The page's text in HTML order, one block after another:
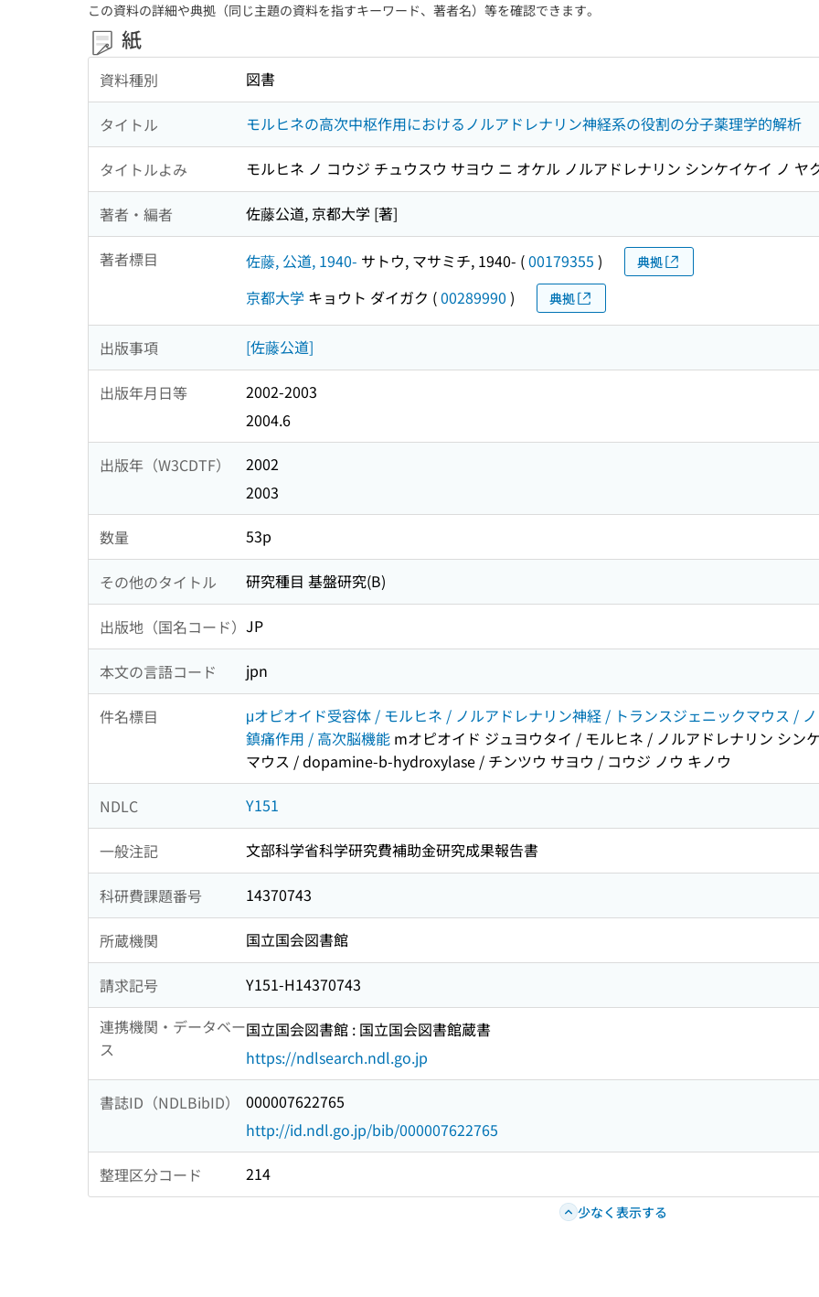
この資料の詳細や典拠（同じ主題の資料を指すキーワード、著者名）等を確認できます。
紙
資料種別 図書
タイトル モルヒネの高次中枢作用におけるノルアドレナリン神経系の役割の分子薬理学的解析
タイトルよみ モルヒネ ノ コウジ チュウスウ サヨウ ニ オケル ノルアドレナリン シンケイケイ ノ
著者・編者 佐藤公道, 京都大学 [著]
著者標目 佐藤, 公道, 1940- サトウ, マサミチ, 1940- (00179355 ) 典拠
京都大学 キョウト ダイガク (00289990 ) 典拠
出版事項 [佐藤公道]
出版年月日等
2002-2003
2004.6
出版年（W3CDTF）
2002
2003
数量 53p
その他のタイトル 研究種目 基盤研究(B)
出版地（国名コード） JP
本文の言語コード jpn
件名標目
μオピオイド受容体 / モルヒネ / ノルアドレナリン神経 / トランスジェニックマウス /
鎮痛作用 / 高次脳機能 mオピオイド ジュヨウタイ / モルヒネ / ノルアドレナリン シン
マウス / dopamine-b-hydroxylase / チンツウ サヨウ / コウジ ノウ キノウ
NDLC Y151
一般注記 文部科学省科学研究費補助金研究成果報告書
科研費課題番号 14370743
所蔵機関 国立国会図書館
請求記号
Y151-H14370743
連携機関・データベー
ス
国立国会図書館 : 国立国会図書館蔵書
https://ndlsearch.ndl.go.jp
書誌ID（NDLBibID）
000007622765
http://id.ndl.go.jp/bib/000007622765
整理区分コード 214
少なく表示する